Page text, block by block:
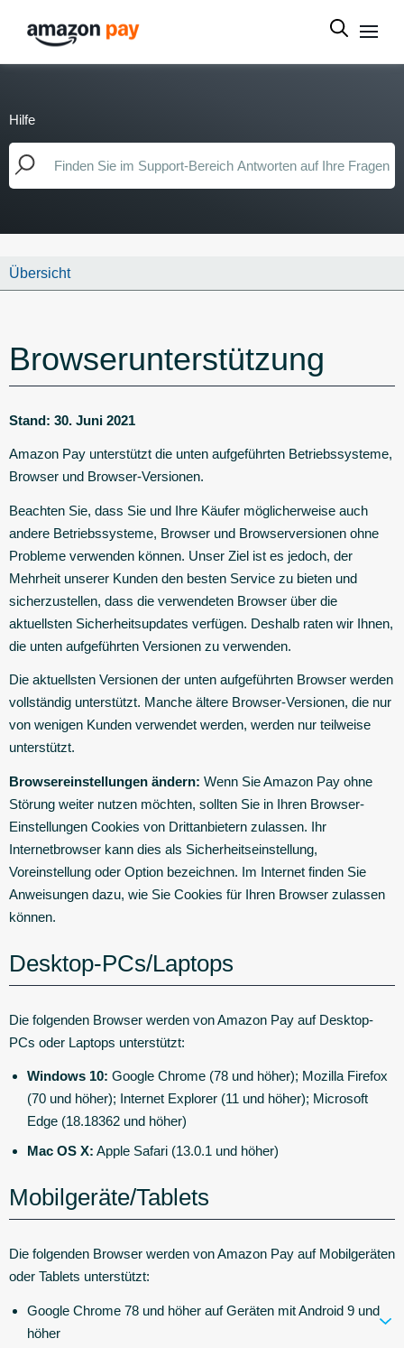
Hilfe
Übersicht
Browserunterstützung
Stand: 30. Juni 2021
Amazon Pay unterstützt die unten aufgeführten Betriebssysteme,
Browser und Browser-Versionen.
Beachten Sie, dass Sie und Ihre Käufer möglicherweise auch
andere Betriebssysteme, Browser und Browserversionen ohne
Probleme verwenden können. Unser Ziel ist es jedoch, der
Mehrheit unserer Kunden den besten Service zu bieten und
sicherzustellen, dass die verwendeten Browser über die
aktuellsten Sicherheitsupdates verfügen. Deshalb raten wir Ihnen,
die unten aufgeführten Versionen zu verwenden.
Die aktuellsten Versionen der unten aufgeführten Browser werden
vollständig unterstützt. Manche ältere Browser-Versionen, die nur
von wenigen Kunden verwendet werden, werden nur teilweise
unterstützt.
Browsereinstellungen ändern: Wenn Sie Amazon Pay ohne
Störung weiter nutzen möchten, sollten Sie in Ihren Browser-
Einstellungen Cookies von Drittanbietern zulassen. Ihr
Internetbrowser kann dies als Sicherheitseinstellung,
Voreinstellung oder Option bezeichnen. Im Internet finden Sie
Anweisungen dazu, wie Sie Cookies für Ihren Browser zulassen
können.
Desktop-PCs/Laptops
Die folgenden Browser werden von Amazon Pay auf Desktop-
PCs oder Laptops unterstützt:
Windows 10: Google Chrome (78 und höher); Mozilla Firefox
(70 und höher); Internet Explorer (11 und höher); Microsoft
Edge (18.18362 und höher)
Mac OS X: Apple Safari (13.0.1 und höher)
Mobilgeräte/Tablets
Die folgenden Browser werden von Amazon Pay auf Mobilgeräten
oder Tablets unterstützt:
Google Chrome 78 und höher auf Geräten mit Android 9 und
höher